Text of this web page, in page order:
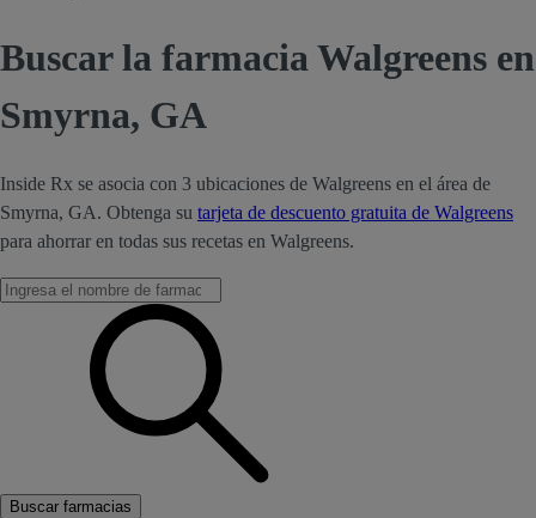
Buscar la farmacia Walgreens en
Smyrna, GA
Inside Rx se asocia con 3 ubicaciones de Walgreens en el área de
Smyrna, GA. Obtenga su tarjeta de descuento gratuita de Walgreens
para ahorrar en todas sus recetas en Walgreens.
Buscar farmacias